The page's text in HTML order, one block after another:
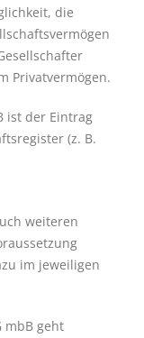
die
Privatvermögen.
ist der Eintrag
(z. B.
weiteren
im jeweiligen
mbB geht